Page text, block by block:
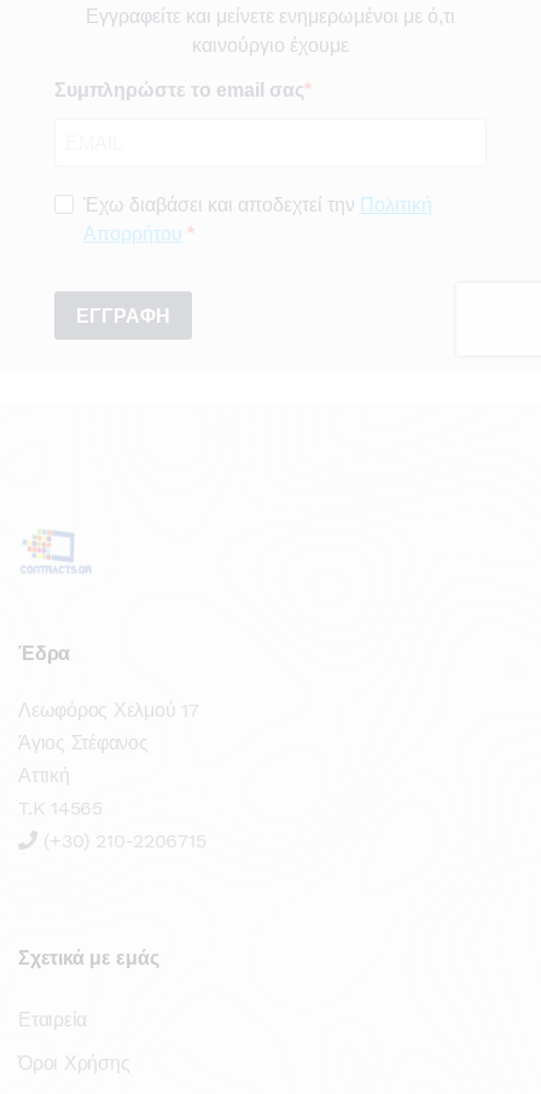
Έδρα
Λεωφόρος Χελμού 17
Άγιος Στέφανος
Αττική
T.K 14565
(+30) 210-2206715
Σχετικά με εμάς
Εταιρεία
Όροι Χρήσης